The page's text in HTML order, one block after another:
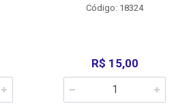
Código: 18324
R$ 15,00